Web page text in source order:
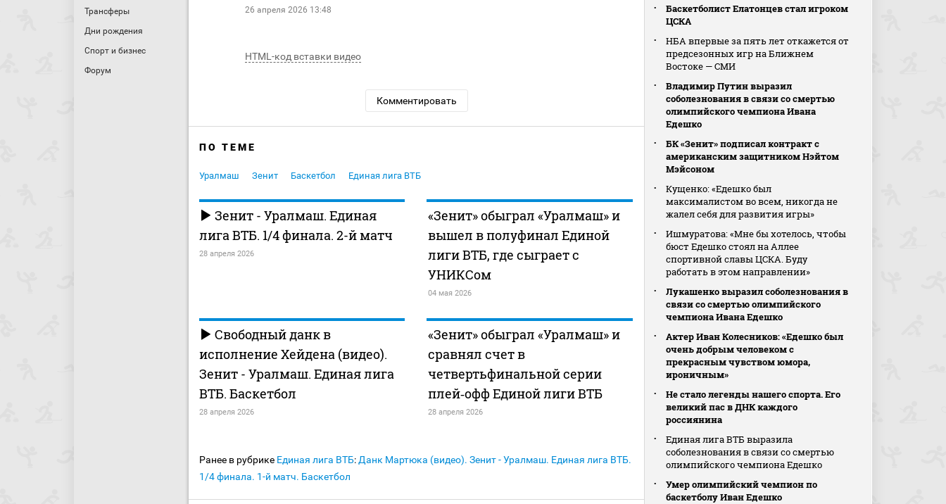
Трансферы
Дни рождения
Спорт и бизнес
Форум
26 апреля 2026 13:48
HTML-код вставки видео
Комментировать
ПО ТЕМЕ
Уралмаш Зенит Баскетбол Единая лига ВТБ
Зенит - Уралмаш. Единая
лига ВТБ. 1/4 финала. 2-й матч
28 апреля 2026
«Зенит» обыграл «Уралмаш» и
вышел в полуфинал Единой
лиги ВТБ, где сыграет с
УНИКСом
04 мая 2026
Свободный данк в
исполнение Хейдена (видео).
Зенит - Уралмаш. Единая лига
ВТБ. Баскетбол
28 апреля 2026
«Зенит» обыграл «Уралмаш» и
сравнял счет в
четвертьфинальной серии
плей‑офф Единой лиги ВТБ
28 апреля 2026
Ранее в рубрике Единая лига ВТБ: Данк Мартюка (видео). Зенит - Уралмаш. Единая лига ВТБ.
1/4 финала. 1-й матч. Баскетбол
Баскетболист Елатонцев стал игроком
ЦСКА
НБА впервые за пять лет откажется от
предсезонных игр на Ближнем
Востоке — СМИ
Владимир Путин выразил
соболезнования в связи со смертью
олимпийского чемпиона Ивана
Едешко
БК «Зенит» подписал контракт с
американским защитником Нэйтом
Мэйсоном
Кущенко: «Едешко был
максималистом во всем, никогда не
жалел себя для развития игры»
Ишмуратова: «Мне бы хотелось, чтобы
бюст Едешко стоял на Аллее
спортивной славы ЦСКА. Буду
работать в этом направлении»
Лукашенко выразил соболезнования в
связи со смертью олимпийского
чемпиона Ивана Едешко
Актер Иван Колесников: «Едешко был
очень добрым человеком с
прекрасным чувством юмора,
ироничным»
Не стало легенды нашего спорта. Его
великий пас в ДНК каждого
россиянина
Единая лига ВТБ выразила
соболезнования в связи со смертью
олимпийского чемпиона Едешко
Умер олимпийский чемпион по
баскетболу Иван Едешко